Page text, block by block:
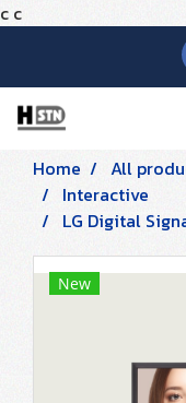
c c
Home All
Interactive
LG Digital
New